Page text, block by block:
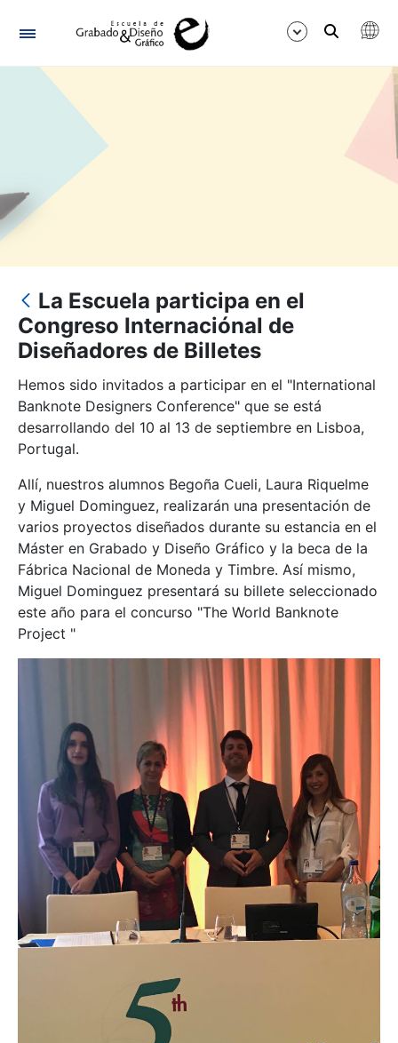
Navigation
La Escuela participa en el
Congreso Internaciónal de
Diseñadores de Billetes
Hemos sido invitados a participar en el "International
Banknote Designers Conference" que se está
desarrollando del 10 al 13 de septiembre en Lisboa,
Portugal.
Allí, nuestros alumnos Begoña Cueli, Laura Riquelme
y Miguel Dominguez, realizarán una presentación de
varios proyectos diseñados durante su estancia en el
Máster en Grabado y Diseño Gráfico y la beca de la
Fábrica Nacional de Moneda y Timbre. Así mismo,
Miguel Dominguez presentará su billete seleccionado
este año para el concurso "The World Banknote
Project "